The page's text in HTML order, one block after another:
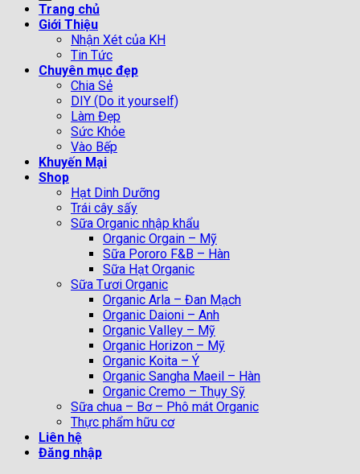
Trang chủ
Giới Thiệu
Nhận Xét của KH
Tin Tức
Chuyên mục đẹp
Chia Sẻ
DIY (Do it yourself)
Làm Đẹp
Sức Khỏe
Vào Bếp
Khuyến Mại
Shop
Hạt Dinh Dưỡng
Trái cây sấy
Sữa Organic nhập khẩu
Organic Orgain – Mỹ
Sữa Pororo F&B – Hàn
Sữa Hạt Organic
Sữa Tươi Organic
Organic Arla – Đan Mạch
Organic Daioni – Anh
Organic Valley – Mỹ
Organic Horizon – Mỹ
Organic Koita – Ý
Organic Sangha Maeil – Hàn
Organic Cremo – Thụy Sỹ
Sữa chua – Bơ – Phô mát Organic
Thực phẩm hữu cơ
Liên hệ
Đăng nhập